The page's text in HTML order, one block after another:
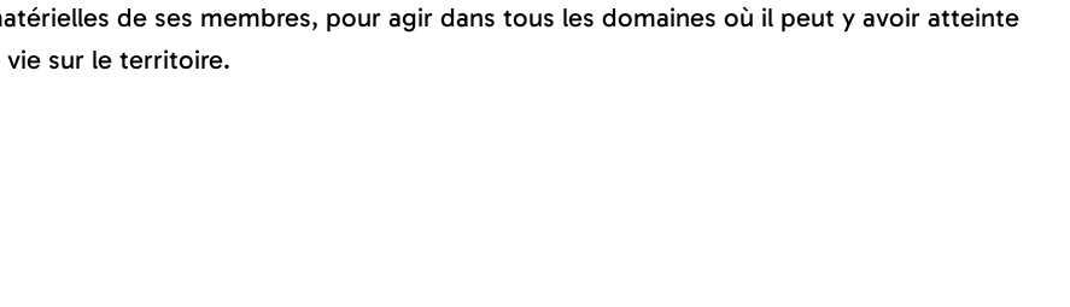
de ses membres, pour agir dans tous les domaines où il peut y avoir atteinte
vie sur le territoire.